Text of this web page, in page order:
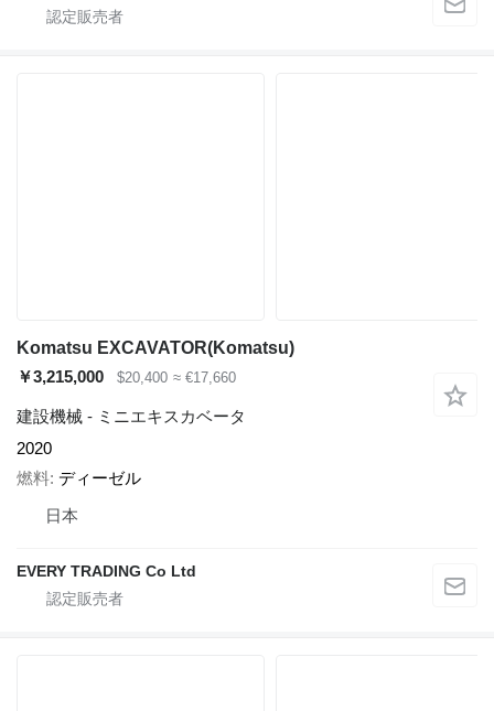
Komatsu EXCAVATOR(Komatsu)
￥3,215,000
$20,400 ≈ €17,660
建設機械 - ミニエキスカベータ
2020
燃料 ディーゼル
日本
EVERY TRADING Co Ltd